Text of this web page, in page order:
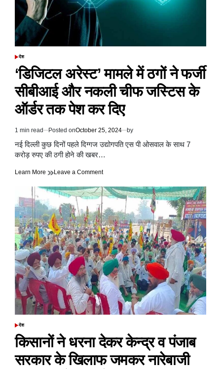
रखते
के
समझौता
नहीं
POSTED
देश
‘डिजिटल अरेस्ट’ मामले में ठगों ने फर्जी
सीबीआई और नकली चीफ जस्टिस के
ऑर्डर तक पेश कर दिए
Estimated
read
time
1 min read Posted onOctober 25, 2024 by
नई दिल्ली कुछ दिनों पहले दिग्गज उद्योगपति एस पी ओसवाल के साथ 7
करोड़ रुपए की ठगी होने की खबर…
Learn More Leave a Commenton
अरेस्ट’
मामले
ठगों
ने
फर्जी
सीबीआई
और
नकली
चीफ
जस्टिस
के
ऑर्डर
तक
पेश
POSTED
IN
देश
किसानों ने धरना देकर केन्द्र व पंजाब
सरकार के खिलाफ जमकर नारेबाजी